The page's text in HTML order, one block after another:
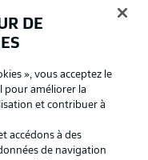
DE
», vous acceptez le
pour améliorer la
et contribuer à
accédons à des
de navigation